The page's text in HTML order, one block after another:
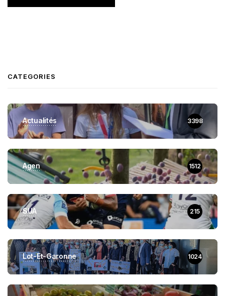
CATEGORIES
Actualités 3398
Agen 1512
SUA 215
Lot-Et-Garonne 1024